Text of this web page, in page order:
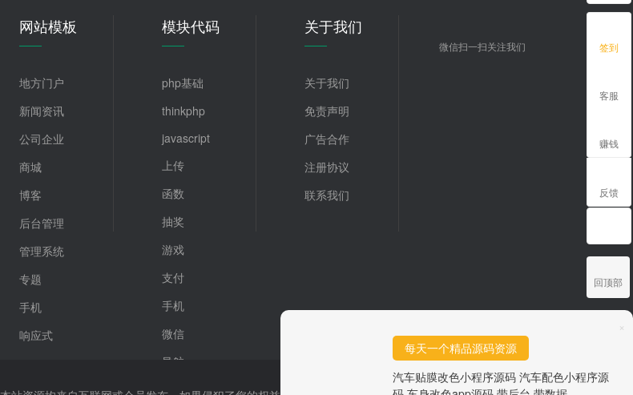
网站模板
地方门户
新闻资讯
公司企业
商城
博客
后台管理
管理系统
专题
手机
响应式
模块代码
php基础
thinkphp
javascript
上传
函数
抽奖
游戏
支付
手机
微信
导航
关于我们
关于我们
免责声明
广告合作
注册协议
联系我们
微信扫一扫关注我们 签到
客服
赚钱
反馈
回顶部
×
每天一个精品源码资源
汽车贴膜改色小程序源码 汽车配色小程序源